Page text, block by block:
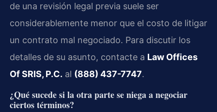
de una revisión legal previa suele ser
considerablemente menor que el costo de litigar
un contrato mal negociado. Para discutir los
detalles de su asunto, contacte a Law Offices
Of SRIS, P.C. al (888) 437-7747.
¿Qué sucede si la otra parte se niega a negociar
ciertos términos?